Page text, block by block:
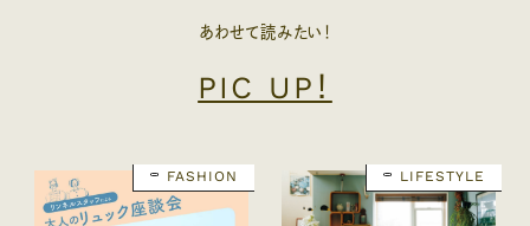
あわせて読みたい！
PIC UP！
FASHION LIFESTYLE